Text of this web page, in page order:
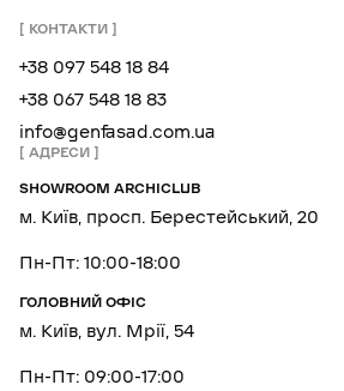
КОНТАКТИ
+38 097 548 18 84
+38 067 548 18 83
info@genfasad.com.ua
АДРЕСИ
SHOWROOM ARCHICLUB
м. Київ, просп. Берестейський, 20
Пн-Пт: 10:00-18:00
ГОЛОВНИЙ ОФІС
м. Київ, вул. Мрії, 54
Пн-Пт: 09:00-17:00